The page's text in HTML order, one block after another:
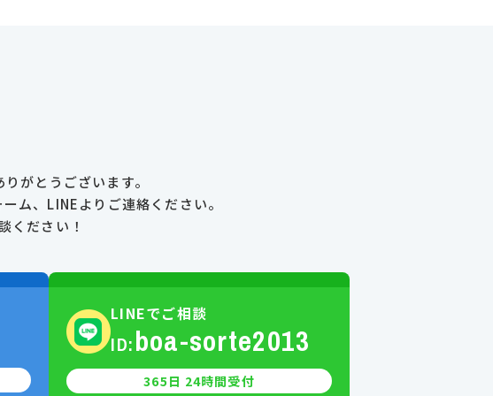
がとうございます。
ム、LINEより ご連絡ください。
ください！
LINEでご相談
ID:boa-sorte2013
365日 24時間受付